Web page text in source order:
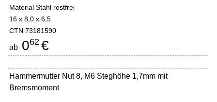
Material Stahl rostfrei
16 x 8,0 x 6,5
CTN 73181590
ab 062 €
Hammermutter Nut 8, M6 Steghöhe 1,7mm mit
Bremsmoment